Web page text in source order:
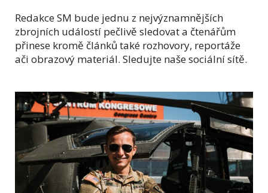
Redakce SM bude jednu z nejvýznamnějších
zbrojních událostí pečlivě sledovat a čtenářům
přinese kromě článků také rozhovory, reportáže
ači obrazový materiál. Sledujte naše sociální sítě.